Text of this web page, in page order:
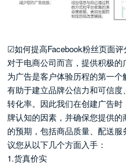
☑如何提高Facebook粉丝页面评
对于电商公司而言，提供积极
为广告是客户体验历程的第一
有助于建立品牌公信力和可信
转化率。因此我们在创建广告
牌认知的因素，并确保您提供
的预期，包括商品质量、配送
议您从以下几个方面入手：
1.货真价实